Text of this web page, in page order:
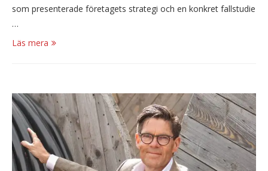
som presenterade företagets strategi och en konkret fallstudie
…
Läs mera